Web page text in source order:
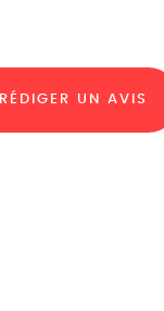
RÉDIGER UN AVIS